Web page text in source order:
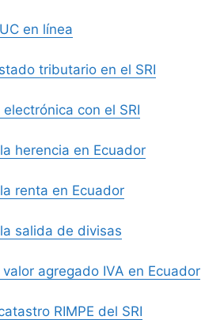
en línea
tributario en el SRI
con el SRI
herencia en Ecuador
renta en Ecuador
salida de divisas
agregado IVA en Ecuador
RIMPE del SRI